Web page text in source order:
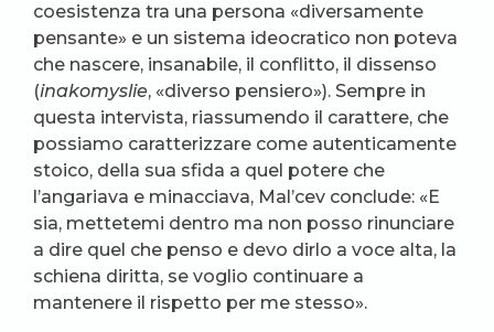
coesistenza tra una persona «diversamente
pensante» e un sistema ideocratico non poteva
che nascere, insanabile, il conflitto, il dissenso
(inakomyslie, «diverso pensiero»). Sempre in
questa intervista, riassumendo il carattere, che
possiamo caratterizzare come autenticamente
stoico, della sua sfida a quel potere che
l’angariava e minacciava, Mal’cev conclude: «E
sia, mettetemi dentro ma non posso rinunciare
a dire quel che penso e devo dirlo a voce alta, la
schiena diritta, se voglio continuare a
mantenere il rispetto per me stesso».